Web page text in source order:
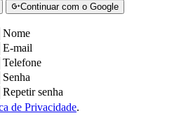
Continuar com o Google
Nome
E-mail
Telefone
Senha
Repetir senha
de Privacidade.